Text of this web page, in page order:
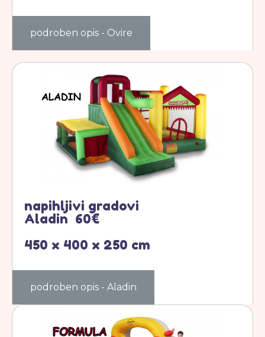
podroben opis - Ovire
napihljivi gradovi
Aladin 60€
450 x 400 x 250 cm
podroben opis - Aladin